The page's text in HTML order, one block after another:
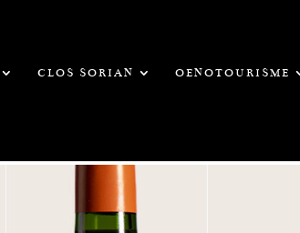
CLOS SORIAN OENOTOURISME